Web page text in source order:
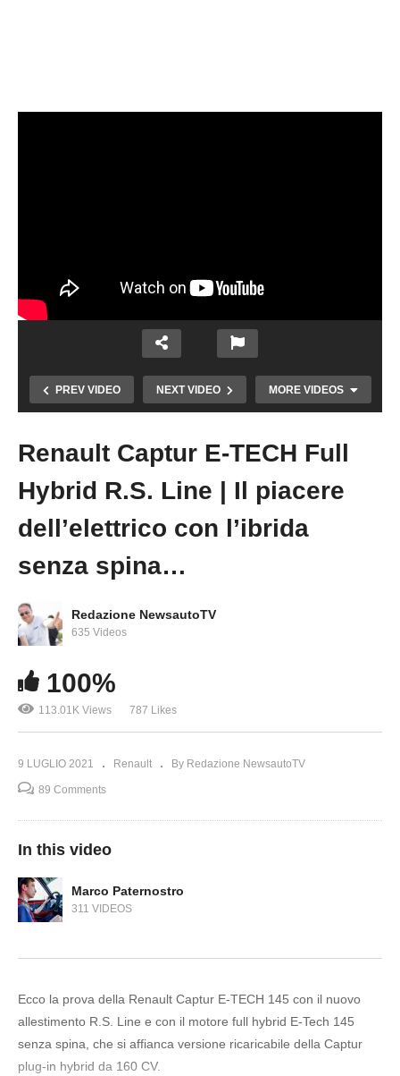
PREV VIDEO NEXT VIDEO MORE VIDEOS
Copy Embed Code
Nuova MEGANE E-TECH Techno EV60
AUTONOMIA quanti KM a 130 km/h?
Renault Captur E-TECH Full
Hybrid R.S. Line | Il piacere
dell’elettrico con l’ibrida
senza spina…
Redazione NewsautoTV
635 Videos
100%
113.01K Views 787 Likes
9 LUGLIO 2021 Renault By Redazione NewsautoTV
89 Comments
In this video
Marco Paternostro
311 VIDEOS
Ecco la prova della Renault Captur E-TECH 145 con il nuovo
allestimento R.S. Line e con il motore full hybrid E-Tech 145
senza spina, che si affianca versione ricaricabile della Captur
plug-in hybrid da 160 CV.